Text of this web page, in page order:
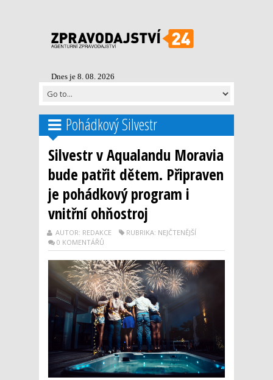
Dnes je 8. 08. 2026
Pohádkový Silvestr
Silvestr v Aqualandu Moravia
bude patřit dětem. Připraven
je pohádkový program i
vnitřní ohňostroj
AUTOR: REDAKCE
RUBRIKA: NEJČTENĚJŠÍ
0 KOMENTÁŘŮ